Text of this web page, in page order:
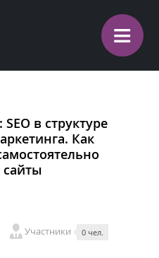
≡
в структуре
Как
сайты
Участники 0 чел.